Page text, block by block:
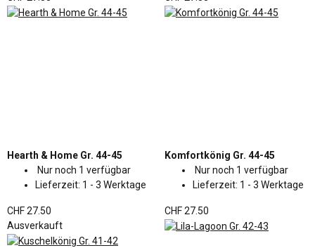
Hearth & Home Gr. 44-45
Nur noch 1 verfügbar
Lieferzeit: 1 - 3 Werktage
CHF 27.50
Komfortkönig Gr. 44-45
Nur noch 1 verfügbar
Lieferzeit: 1 - 3 Werktage
CHF 27.50
Ausverkauft